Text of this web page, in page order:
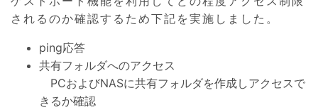
されるのか確認するため下記を実施しました。
ping応答
共有フォルダへのアクセス
PCおよびNASに共有フォルダを作成しアクセスで
きるか確認